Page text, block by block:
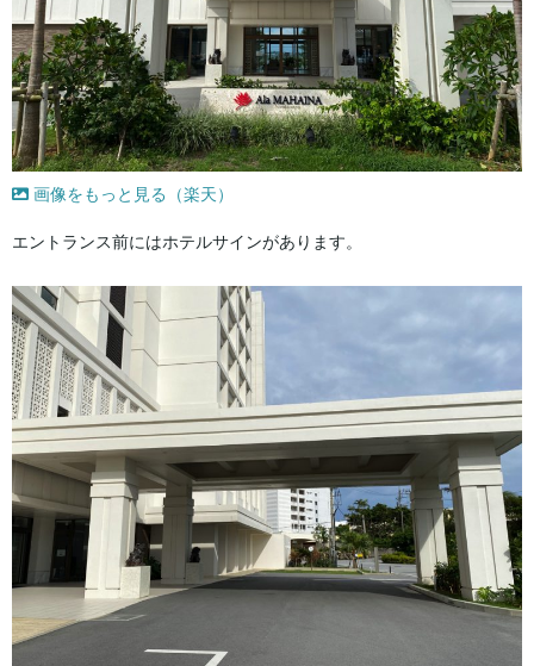
画像をもっと見る（楽天）
エントランス前にはホテルサインがあります。